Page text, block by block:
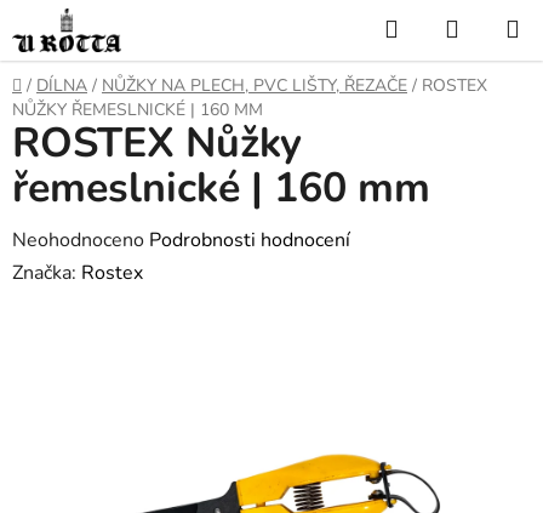
na
obsah
Hledat
KOŠÍK
DOMŮ
/ DÍLNA / NŮŽKY NA PLECH, PVC LIŠTY, ŘEZAČE / ROSTEX
NŮŽKY ŘEMESLNICKÉ | 160 MM
ROSTEX Nůžky
řemeslnické | 160 mm
Průměrné
hodnocení
Neohodnoceno Podrobnosti hodnocení
Značka: Rostex